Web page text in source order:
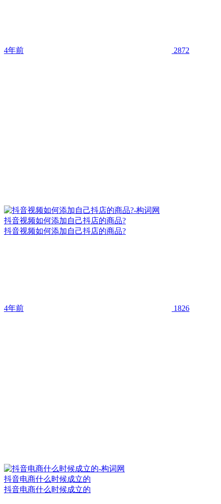
4年前 2872
抖音视频如何添加自己抖店的商品?
抖音视频如何添加自己抖店的商品?
4年前 1826
抖音电商什么时候成立的
抖音电商什么时候成立的